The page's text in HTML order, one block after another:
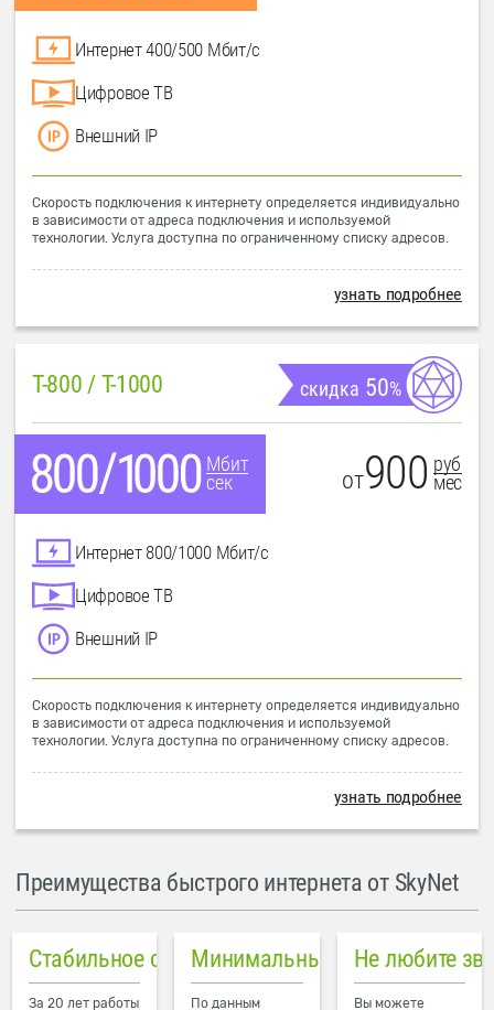
Интернет 400/500 Мбит/с
Цифровое ТВ
Внешний IP
Скорость подключения к интернету определяется индивидуально
в зависимости от адреса подключения и используемой
технологии. Услуга доступна по ограниченному списку адресов.
узнать подробнее
T-800 / T-1000 скидка 50%
Мбит
сек
от900 руб
мес
Интернет 800/1000 Мбит/с
Цифровое ТВ
Внешний IP
Скорость подключения к интернету определяется индивидуально
в зависимости от адреса подключения и используемой
технологии. Услуга доступна по ограниченному списку адресов.
узнать подробнее
Преимущества быстрого интернета от SkyNet
Стабильное соединение
За 20 лет работы
Минимальный пинг в городе
По данным
Не любите
Вы можете